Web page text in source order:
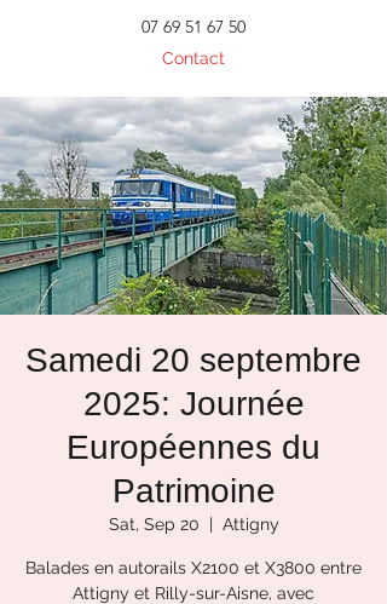
07 69 51 67 50
Contact
Samedi 20 septembre
2025: Journée
Européennes du
Patrimoine
Sat, Sep 20
  |
Attigny
Balades en autorails X2100 et X3800 entre
Attigny et Rilly-sur-Aisne, avec